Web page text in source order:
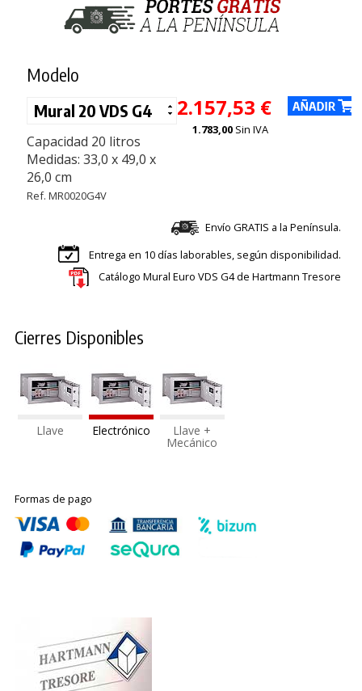
Modelo
Capacidad 20 litros
Medidas: 33,0 x 49,0 x
26,0 cm
Ref. MR0020G4V
2.157,53 €
1.783,00 Sin IVA
Envío GRATIS a la Península.
Entrega en 10 días laborables, según disponibilidad.
Catálogo Mural Euro VDS G4 de Hartmann Tresore
Cierres Disponibles
Llave Electrónico Llave +
Mecánico
Formas de pago